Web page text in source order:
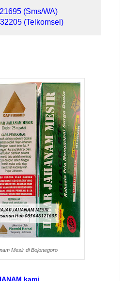
(Sms/WA)
(Telkomsel)
Mesir di Bojonegoro
kami